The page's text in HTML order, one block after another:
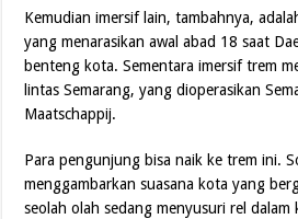
Kemudian imersif lain, tambahnya,
yang menarasikan awal abad 18 saat
benteng kota. Sementara imersif trem
lintas Semarang, yang dioperasikan
Maatschappij.
Para pengunjung bisa naik ke trem ini.
menggambarkan suasana kota yang
seolah olah sedang menyusuri rel dalam